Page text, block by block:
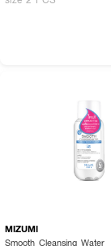
MIZUMI
Smooth Cleansing Water